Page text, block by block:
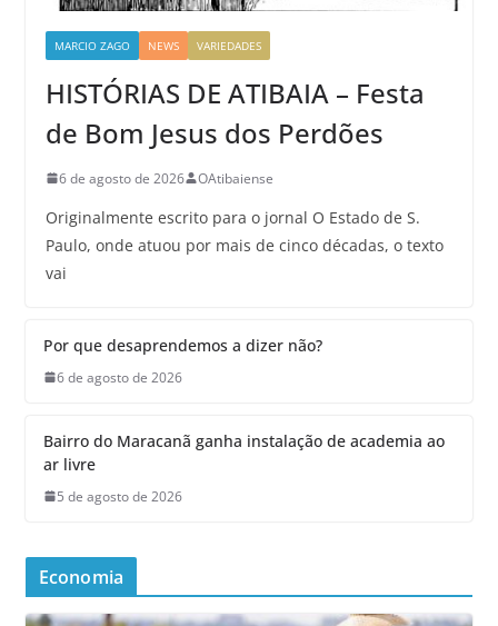
MARCIO ZAGO NEWS VARIEDADES
HISTÓRIAS DE ATIBAIA – Festa
de Bom Jesus dos Perdões
6 de agosto de 2026 OAtibaiense
Originalmente escrito para o jornal O Estado de S.
Paulo, onde atuou por mais de cinco décadas, o texto
vai
Por que desaprendemos a dizer não?
6 de agosto de 2026
Bairro do Maracanã ganha instalação de academia ao
ar livre
5 de agosto de 2026
Economia